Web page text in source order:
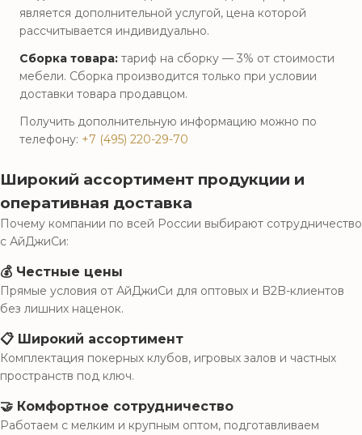
является дополнительной услугой, цена которой
рассчитывается индивидуально.
Сборка товара: тариф на сборку — 3% от стоимости
мебели. Сборка производится только при условии
доставки товара продавцом.
Получить дополнительную информацию можно по
телефону: +7 (495) 220-29-70
Широкий ассортимент продукции и
оперативная доставка
Почему компании по всей России выбирают сотрудничество
с АйДжиСи:
💰 Честные цены
Прямые условия от АйДжиСи для оптовых и B2B-клиентов
без лишних наценок.
📋 Широкий ассортимент
Комплектация покерных клубов, игровых залов и частных
пространств под ключ.
🤝 Комфортное сотрудничество
Работаем с мелким и крупным оптом, подготавливаем